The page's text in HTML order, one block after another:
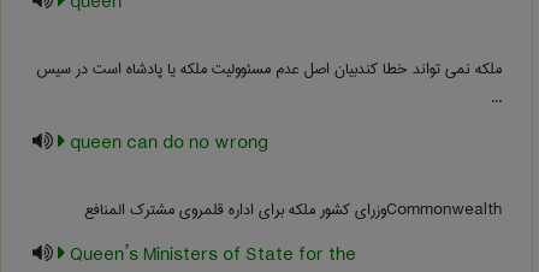
ملکه نمی تواند خطا کندبیان اصل عدم مسئوولیت ملکه یا پادشاه است در سیس
...
queen can do no wrong
Commonwealthوزرای کشور ملکه برای اداره قلمروی مشترک المنافع
Queen’s Ministers of State for the